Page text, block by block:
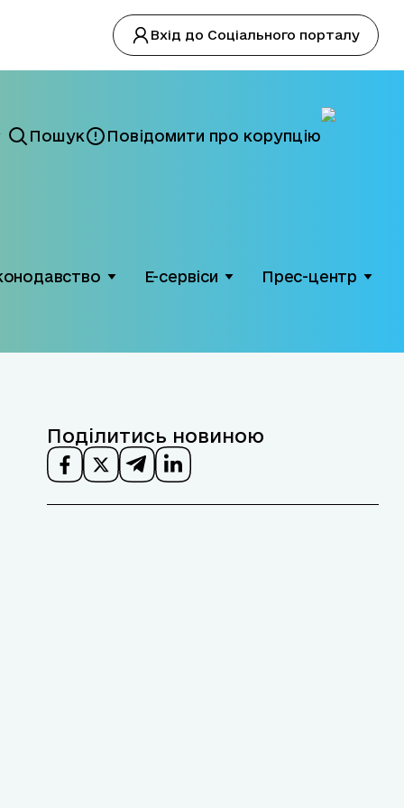
Вхід до Соціального порталу
Пошук Повідомити про корупцію
Е-сервіси Прес-центр
Поділитись новиною